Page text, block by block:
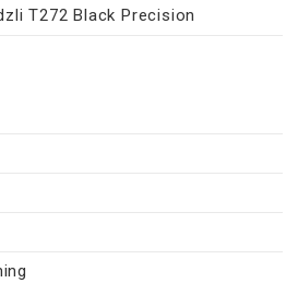
T272 Black Precision